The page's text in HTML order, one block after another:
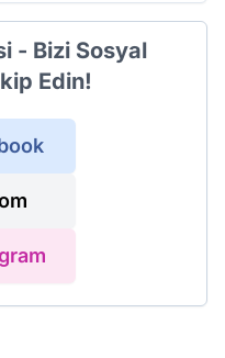
- Bizi Sosyal
Edin!